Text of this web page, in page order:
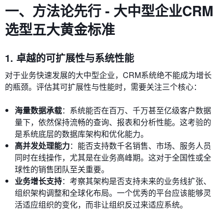
一、方法论先行 - 大中型企业CRM
选型五大黄金标准
1. 卓越的可扩展性与系统性能
对于业务快速发展的大中型企业，CRM系统绝不能成为增长
的瓶颈。评估其可扩展性与性能时，需要关注三个核心：
海量数据承载：系统能否在百万、千万甚至亿级客户数据
量下，依然保持流畅的查询、报表和分析性能。这考验的
是系统底层的数据库架构和优化能力。
高并发处理能力：能否支持数千名销售、市场、服务人员
同时在线操作，尤其是在业务高峰期。这对于全国性或全
球性的销售团队至关重要。
业务增长支持：考察其架构是否支持未来的业务线扩张、
组织架构调整和全球化布局。一个优秀的平台应该能够灵
活适应组织的变化，而非让组织反过来适应系统。